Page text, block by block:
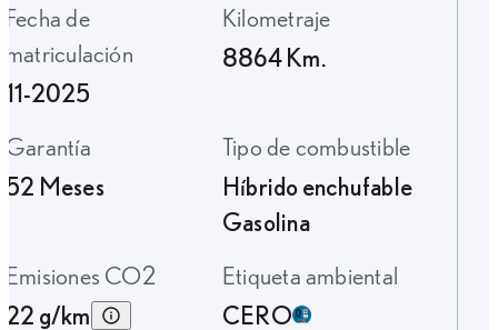
Fecha de
matriculación
11-2025
Kilometraje
8864 Km.
Garantía
52 Meses
Tipo de combustible
Híbrido enchufable
Gasolina
Emisiones CO2
22 g/km
Etiqueta ambiental
CERO